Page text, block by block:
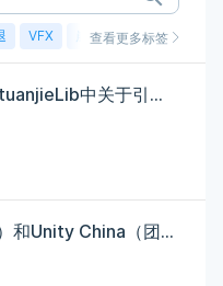
VFX 崩溃 账号 渲染
查看更多标签
团结引擎UAAL模式下导出的tuanjieLib中关于引擎的资源释放问题
同一项目，用Unity（国际版）和Unity China（团结引擎）打包的APK大小相差50%，所有资源和Build配置完全一样